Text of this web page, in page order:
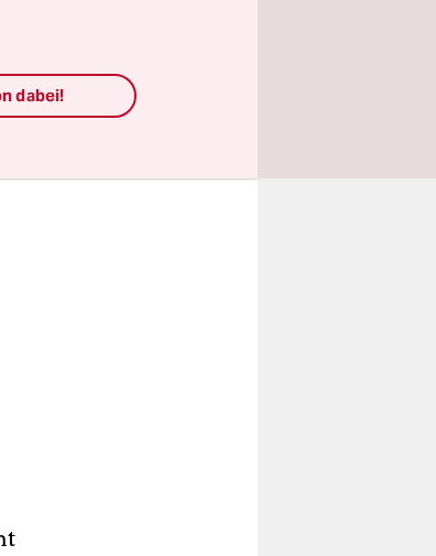
dabei!